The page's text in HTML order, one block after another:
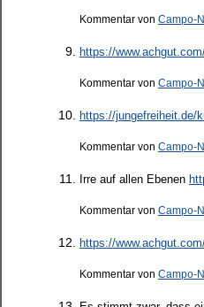
Kommentar von Campo-
https://
Kommentar von Campo-
https://jungefreiheit.de/
Kommentar von Campo-
Irre auf allen Ebenen
Kommentar von Campo-
https://
Kommentar von Campo-